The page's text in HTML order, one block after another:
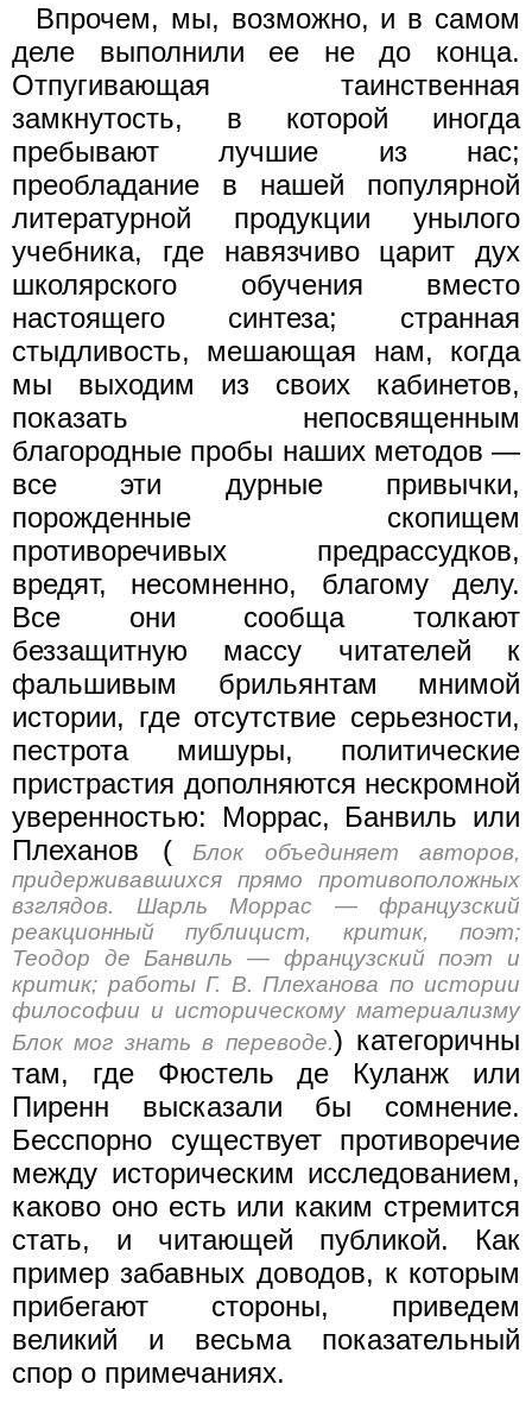
Впрочем, мы, возможно, и в самом
деле выполнили ее не до конца.
Отпугивающая таинственная
замкнутость, в которой иногда
пребывают лучшие из нас;
преобладание в нашей популярной
литературной продукции унылого
учебника, где навязчиво царит дух
школярского обучения вместо
настоящего синтеза; странная
стыдливость, мешающая нам, когда
мы выходим из своих кабинетов,
показать непосвященным
благородные пробы наших методов —
все эти дурные привычки,
порожденные скопищем
противоречивых предрассудков,
вредят, несомненно, благому делу.
Все они сообща толкают
беззащитную массу читателей к
фальшивым брильянтам мнимой
истории, где отсутствие серьезности,
пестрота мишуры, политические
пристрастия дополняются нескромной
уверенностью: Моррас, Банвиль или
Плеханов ( Блок объединяет авторов,
придерживавшихся прямо противоположных
взглядов. Шарль Моррас — французский
реакционный публицист, критик, поэт;
Теодор де Банвиль — французский поэт и
критик; работы Г. В. Плеханова по истории
философии и историческому материализму
Блок мог знать в переводе.) категоричны
там, где Фюстель де Куланж или
Пиренн высказали бы сомнение.
Бесспорно существует противоречие
между историческим исследованием,
каково оно есть или каким стремится
стать, и читающей публикой. Как
пример забавных доводов, к которым
прибегают стороны, приведем
великий и весьма показательный
спор о примечаниях.